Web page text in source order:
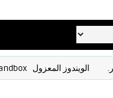
الويندوز ‏المعزول ‏Sandbox ‎ ‎ ‏ ‏تجربة ‏اي ‏برنامج ‏تشك ‏به